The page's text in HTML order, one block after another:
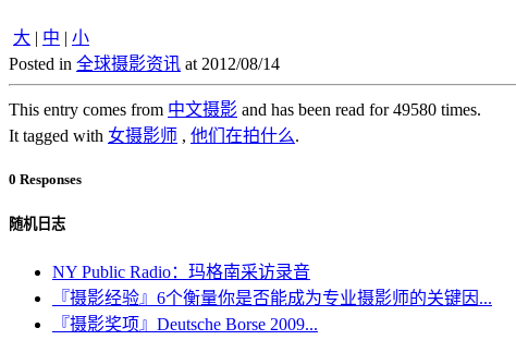
大 | 中 | 小
Posted in 全球摄影资讯 at 2012/08/14
This entry comes from 中文摄影 and has been read for 49580 times.
It tagged with 女摄影师 , 他们在拍什么.
0 Responses
随机日志
NY Public Radio：玛格南采访录音
『摄影经验』6个衡量你是否能成为专业摄影师的关键因...
『摄影奖项』Deutsche Borse 2009...